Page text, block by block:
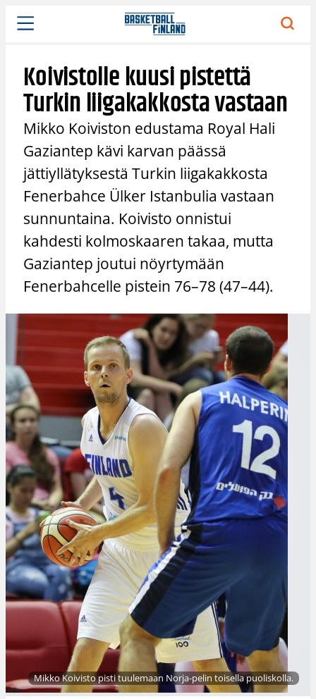
Siirry
sisältöön
Koivistolle kuusi pistettä
Turkin liigakakkosta vastaan
Mikko Koiviston edustama Royal Hali
Gaziantep kävi karvan päässä
jättiyllätyksestä Turkin liigakakkosta
Fenerbahce Ülker Istanbulia vastaan
sunnuntaina. Koivisto onnistui
kahdesti kolmoskaaren takaa, mutta
Gaziantep joutui nöyrtymään
Fenerbahcelle pistein 76–78 (47–44).
Mikko Koivisto pisti tuulemaan Norja-pelin toisella puoliskolla.